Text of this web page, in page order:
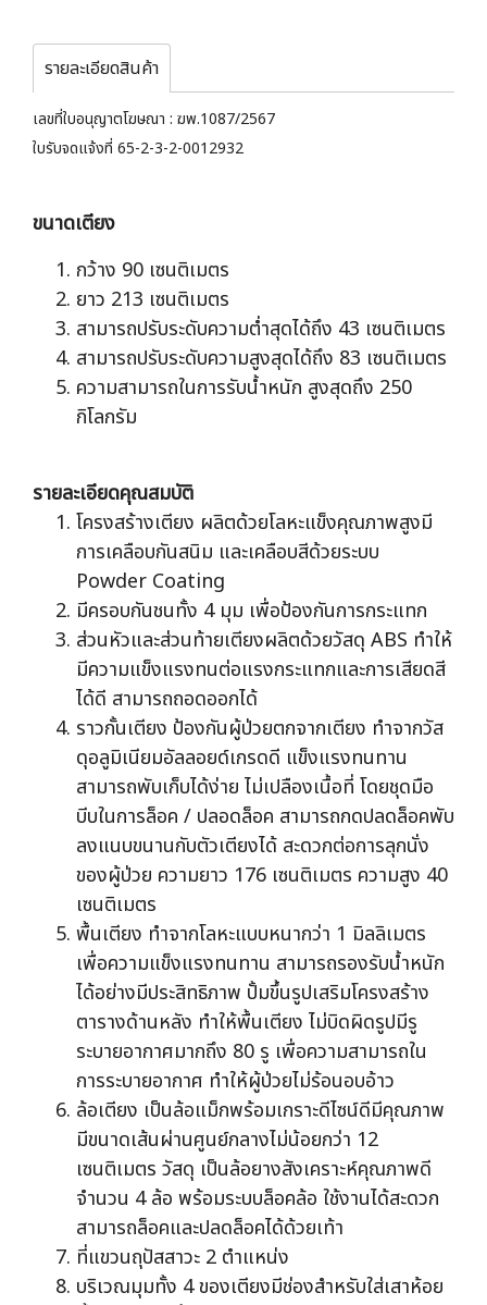
รายละเอียดสินค้า
เลขที่ใบอนุญาตโฆษณา : ฆพ.1087/2567
ใบรับจดแจ้งที่ 65-2-3-2-0012932
ขนาดเตียง
กว้าง 90 เซนติเมตร
ยาว 213 เซนติเมตร
สามารถปรับระดับความต่ำสุดได้ถึง 43 เซนติเมตร
สามารถปรับระดับความสูงสุดได้ถึง 83 เซนติเมตร
ความสามารถในการรับน้ำหนัก สูงสุดถึง 250
กิโลกรัม
รายละเอียดคุณสมบัติ
โครงสร้างเตียง ผลิตด้วยโลหะแข็งคุณภาพสูงมี
การเคลือบกันสนิม และเคลือบสีด้วยระบบ
Powder Coating
มีครอบกันชนทั้ง 4 มุม เพื่อป้องกันการกระแทก
ส่วนหัวและส่วนท้ายเตียงผลิตด้วยวัสดุ ABS ทำให้
มีความแข็งแรงทนต่อแรงกระแทกและการเสียดสี
ได้ดี สามารถถอดออกได้
ราวกั้นเตียง ป้องกันผู้ป่วยตกจากเตียง ทำจากวัส
ดุอลูมิเนียมอัลลอยด์เกรดดี แข็งแรงทนทาน
สามารถพับเก็บได้ง่าย ไม่เปลืองเนื้อที่ โดยชุดมือ
บีบในการล็อค / ปลอดล็อค สามารถกดปลดล็อคพับ
ลงแนบขนานกับตัวเตียงได้ สะดวกต่อการลุกนั่ง
ของผู้ป่วย ความยาว 176 เซนติเมตร ความสูง 40
เซนติเมตร
พื้นเตียง ทำจากโลหะแบบหนากว่า 1 มิลลิเมตร
เพื่อความแข็งแรงทนทาน สามารถรองรับน้ำหนัก
ได้อย่างมีประสิทธิภาพ ปั้มขึ้นรูปเสริมโครงสร้าง
ตารางด้านหลัง ทำให้พื้นเตียง ไม่บิดผิดรูปมีรู
ระบายอากาศมากถึง 80 รู เพื่อความสามารถใน
การระบายอากาศ ทำให้ผู้ป่วยไม่ร้อนอบอ้าว
ล้อเตียง เป็นล้อแม็กพร้อมเกราะดีไซน์ดีมีคุณภาพ
มีขนาดเส้นผ่านศูนย์กลางไม่น้อยกว่า 12
เซนติเมตร วัสดุ เป็นล้อยางสังเคราะห์คุณภาพดี
จำนวน 4 ล้อ พร้อมระบบล็อคล้อ ใช้งานได้สะดวก
สามารถล็อคและปลดล็อคได้ด้วยเท้า
ที่แขวนถุปัสสาวะ 2 ตำแหน่ง
บริเวณมุมทั้ง 4 ของเตียงมีช่องสำหรับใส่เสาห้อย